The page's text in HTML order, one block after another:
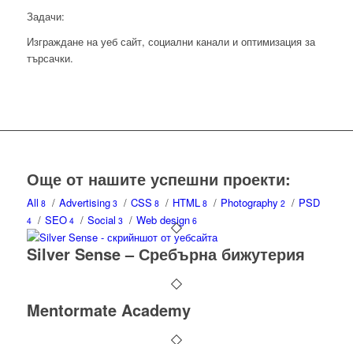
Задачи:
Изграждане на уеб сайт, социални канали и оптимизация за
търсачки.
Още от нашите успешни проекти:
All 8 / Advertising3 / CSS 8 / HTML8 / Photography 2 / PSD
4 / SEO4 / Social 3 / Web design6
Silver Sense – Сребърна бижутерия
Mentormate Academy